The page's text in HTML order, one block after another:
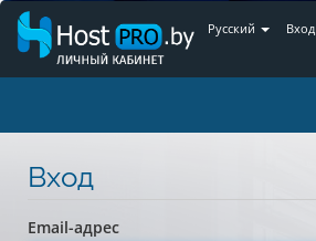
Русский Вход
Вход
Email-адрес